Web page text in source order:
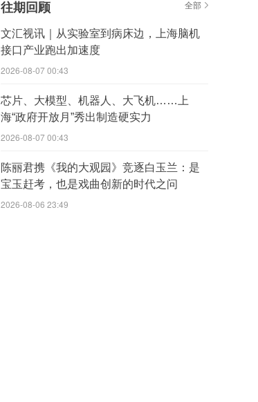
往期回顾 全部
文汇视讯｜从实验室到病床边，上海脑机
接口产业跑出加速度
2026-08-07 00:43
芯片、大模型、机器人、大飞机……上
海“政府开放月”秀出制造硬实力
2026-08-07 00:43
陈丽君携《我的大观园》竞逐白玉兰：是
宝玉赶考，也是戏曲创新的时代之问
2026-08-06 23:49